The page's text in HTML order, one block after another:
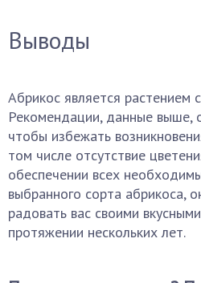
Выводы
Абрикос является растением
Рекомендации, данные выше,
чтобы избежать
том числе отсутствие
обеспечении всех
выбранного сорта абрикоса,
радовать вас своими
протяжении нескольких лет.